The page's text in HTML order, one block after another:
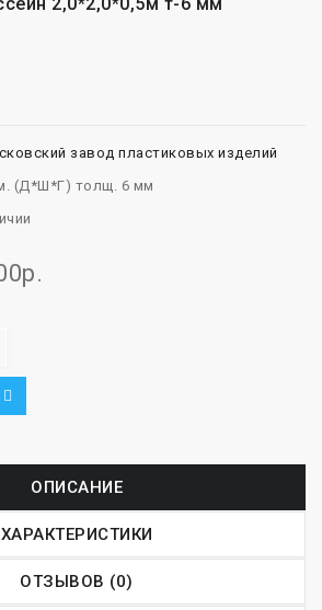
завод пластиковых изделий
(Д*Ш*Г) толщ. 6 мм
ОПИСАНИЕ
ХАРАКТЕРИСТИКИ
ОТЗЫВОВ (0)